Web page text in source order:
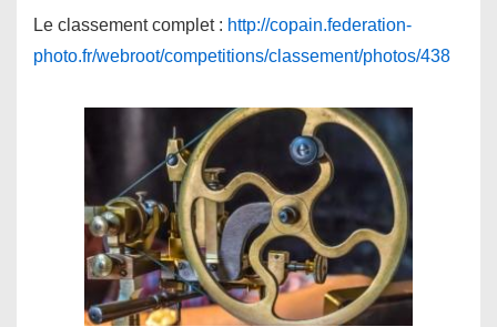
Le classement complet : http://copain.federation-
photo.fr/webroot/competitions/classement/photos/438